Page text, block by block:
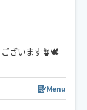
ございます🪴🕊️
Menu